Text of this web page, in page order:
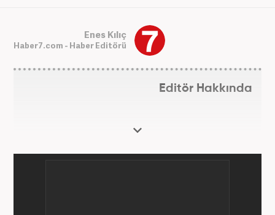
Enes Kılıç
Haber7.com - Haber Editörü
Editör Hakkında